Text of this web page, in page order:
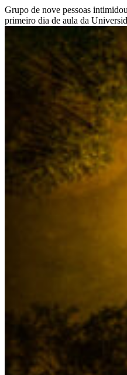
Grupo de nove pessoas
primeiro dia de aula da